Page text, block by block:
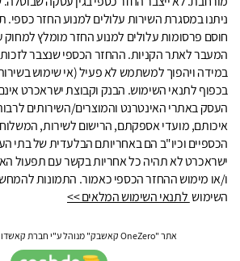
ניתנו במסגרת השירות עלולים למנוע החזר כספי.
המעבר לאתר הקניות. ההחזר הכספי שנצבר
בכפוף לתנאי השימוש. הבנק וקבוצת ישראכרט
העסק באתרי האינטרנט והמוצרים/השירותים
איכותם, מועדי אספקתם, הרישום לשירות,
הכספיים וכיו"ב הם באחריותם הבלעדית של בתי
ישראכרט לא תהיה כל אחריות בקשר עם תפעול
ו/או מימוש ההחזר הכספי כאמור. התמונות
השימוש לתנאי השימוש המלאים >>
אתר "OneZero קאשבק" מנוהל ע"י חברת קאשדו טכנולוגיות בע"מ